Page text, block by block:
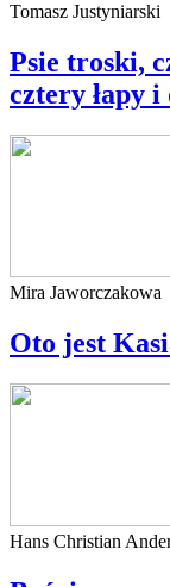
Tomasz Justyniarski
Psie troski,
cztery łapy i
Mira Jaworczakowa
Oto jest
Hans Christian